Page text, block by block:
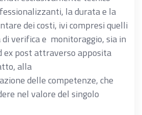
la durata e la
dei costi, ivi compresi quelli
verifica e monitoraggio, sia in
ex post attraverso apposita
alla
delle competenze, che
nel valore del singolo